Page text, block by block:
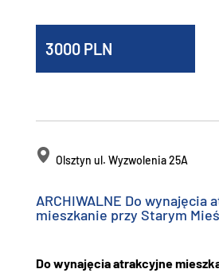
3000
Olsztyn ul. Wyzwolenia 25A
ARCHIWALNE Do wynajęcia
mieszkanie przy Starym
Do wynajęcia atrakcyjne